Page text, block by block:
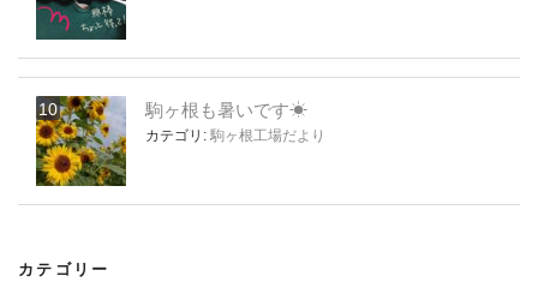
駒ヶ根も暑いです☀
カテゴリ: 駒ヶ根工場だより
カテゴリー